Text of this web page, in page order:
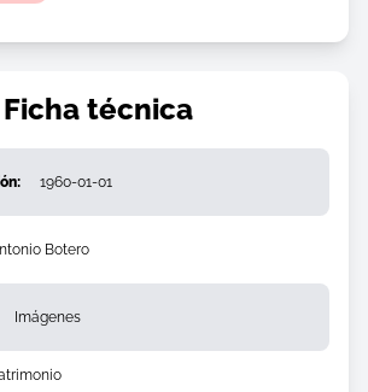
Ficha técnica
1960-01-01
Botero
Imágenes